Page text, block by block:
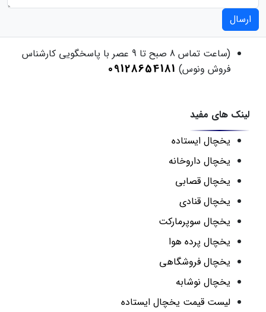
ارسال
(ساعت تماس 8 صبح تا 9 عصر با پاسخگویی کارشناس
فروش ونوس) 09128654181
لینک های مفید
یخچال ایستاده
یخچال داروخانه
یخچال قصابی
یخچال قنادی
یخچال سوپرمارکت
یخچال پرده هوا
یخچال فروشگاهی
یخچال نوشابه
لیست قیمت یخچال ایستاده